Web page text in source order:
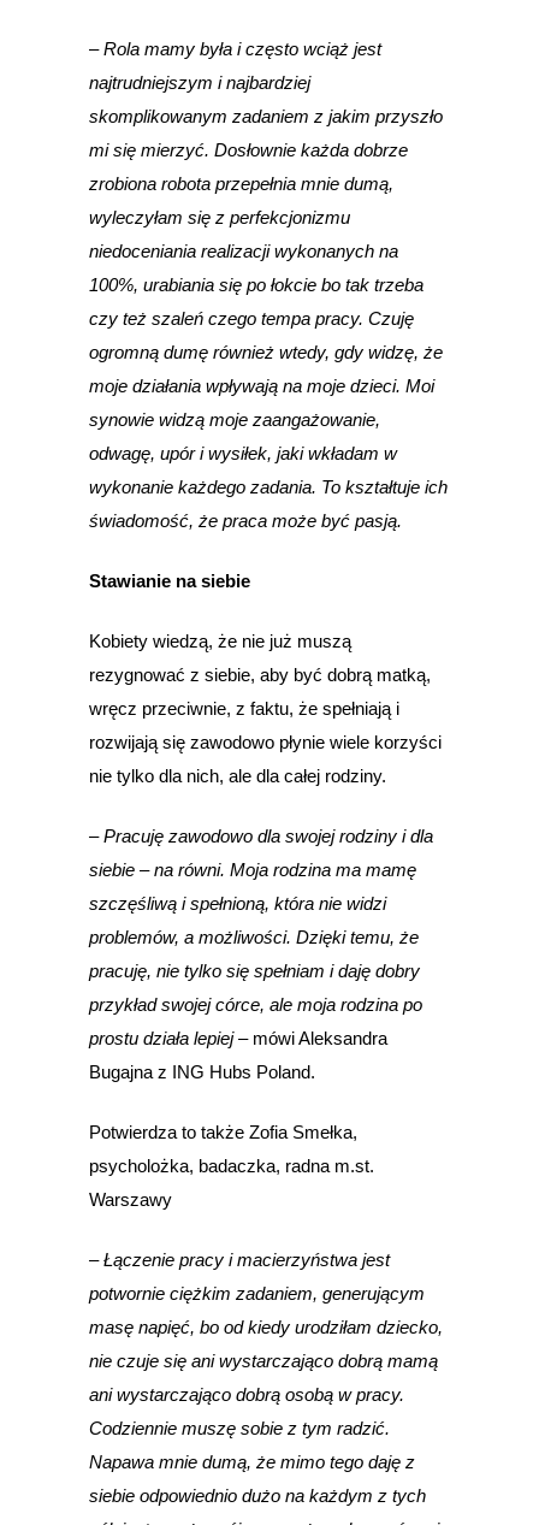
–Rola mamy była i często wciąż jest
najtrudniejszym i najbardziej
skomplikowanym zadaniem z jakim przyszło
mi się mierzyć. Dosłownie każda dobrze
zrobiona robota przepełnia mnie dumą,
wyleczyłam się z perfekcjonizmu
niedoceniania realizacji wykonanych na
100%, urabiania się po łokcie bo tak trzeba
czy też szaleń czego tempa pracy. Czuję
ogromną dumę również wtedy, gdy widzę, że
moje działania wpływają na moje dzieci. Moi
synowie widzą moje zaangażowanie,
odwagę, upór i wysiłek, jaki wkładam w
wykonanie każdego zadania. To kształtuje ich
świadomość, że praca może być pasją.
Stawianie na siebie
Kobiety wiedzą, że nie już muszą
rezygnować z siebie, aby być dobrą matką,
wręcz przeciwnie, z faktu, że spełniają i
rozwijają się zawodowo płynie wiele korzyści
nie tylko dla nich, ale dla całej rodziny.
– Pracuję zawodowo dla swojej rodziny i dla
siebie – na równi. Moja rodzina ma mamę
szczęśliwą i spełnioną, która nie widzi
problemów, a możliwości. Dzięki temu, że
pracuję, nie tylko się spełniam i daję dobry
przykład swojej córce, ale moja rodzina po
prostu działa lepiej – mówi Aleksandra
Bugajna z ING Hubs Poland.
Potwierdza to także Zofia Smełka,
psycholożka, badaczka, radna m.st.
Warszawy
– Łączenie pracy i macierzyństwa jest
potwornie ciężkim zadaniem, generującym
masę napięć, bo od kiedy urodziłam dziecko,
nie czuje się ani wystarczająco dobrą mamą
ani wystarczająco dobrą osobą w pracy.
Codziennie muszę sobie z tym radzić.
Napawa mnie dumą, że mimo tego daję z
siebie odpowiednio dużo na każdym z tych